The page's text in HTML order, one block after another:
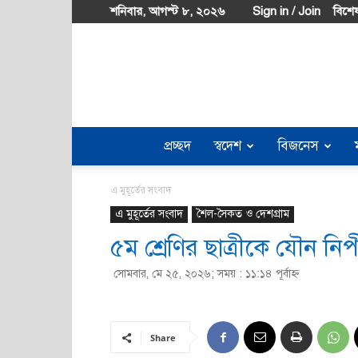
শনিবার, আগস্ট ৮, ২০২৬ Sign in / Join
প্রচ্ছদ স্বদেশ বিজনেস
এ মুহূর্তের সংবাদ
এ মুহূর্তের সংবাদ শৈল-সৈকত ও দেশগ্রাম
৫ম শ্রেণির ছাত্রীকে যৌন
সোমবার, মে ২৫, ২০২৬; সময় : ১১:১৪ পূর্বাহ্ণ
Share